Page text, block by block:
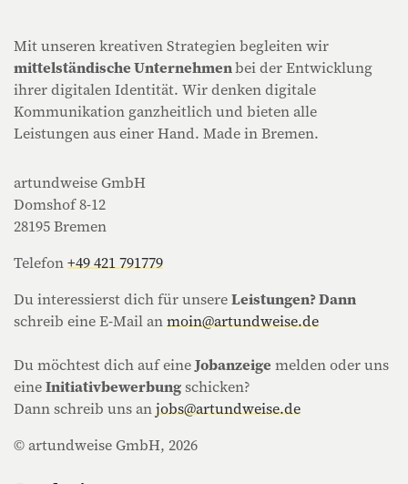
Mit unseren kreativen Strategien begleiten wir
mittelständische Unternehmenbei der Entwicklung
ihrer digitalen Identität. Wir denken digitale
Kommunikation ganzheitlich und bieten alle
Leistungen aus einer Hand. Made in Bremen.
artundweise GmbH
Domshof 8-12
28195 Bremen
Telefon+49 421 791779
Du interessierst dich für unsereLeistungen? Dann
schreib eine E-Mail anmoin@artundweise.de
Du möchtest dich auf eineJobanzeige melden oder uns
eineInitiativbewerbungschicken?
Dann schreib uns anjobs@artundweise.de
© artundweise GmbH, 2026